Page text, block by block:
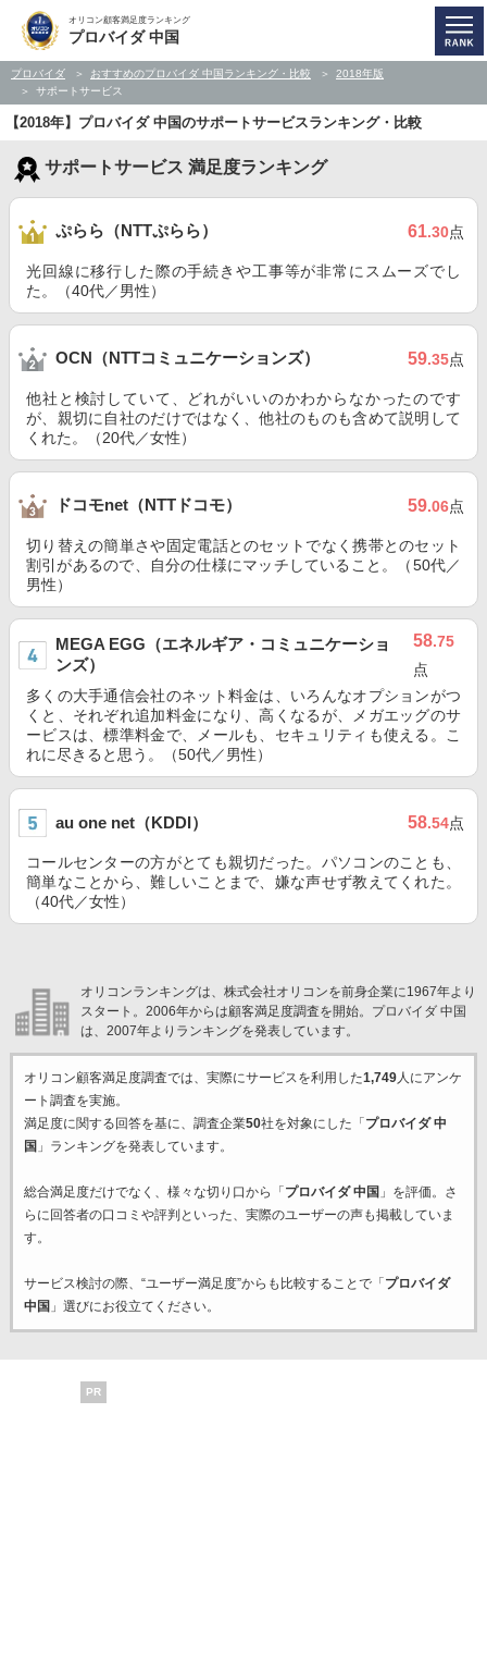
オリコン顧客満足度ランキング
プロバイダ 中国
プロバイダ おすすめのプロバイダ 中国ランキング・比較
2018年版
サポートサービス
【2018年】プロバイダ 中国のサポートサービスランキング・比較
サポートサービス 満足度ランキング
ぷらら（NTTぷらら） 61.30点
光回線に移行した際の手続きや工事等が非常にスムーズでし
た。（40代／男性）
OCN（NTTコミュニケーションズ） 59.35点
他社と検討していて、どれがいいのかわからなかったのです
が、親切に自社のだけではなく、他社のものも含めて説明して
くれた。（20代／女性）
ドコモnet（NTTドコモ） 59.06点
切り替えの簡単さや固定電話とのセットでなく携帯とのセット
割引があるので、自分の仕様にマッチしていること。（50代／
男性）
MEGA EGG（エネルギア・コミュニケーショ
ンズ）
58.75
点
多くの大手通信会社のネット料金は、いろんなオプションがつ
くと、それぞれ追加料金になり、高くなるが、メガエッグのサ
ービスは、標準料金で、メールも、セキュリティも使える。こ
れに尽きると思う。（50代／男性）
au one net（KDDI） 58.54点
コールセンターの方がとても親切だった。パソコンのことも、
簡単なことから、難しいことまで、嫌な声せず教えてくれた。
（40代／女性）
オリコンランキングは、株式会社オリコンを前身企業に1967年より
スタート。2006年からは顧客満足度調査を開始。プロバイダ 中国
は、2007年よりランキングを発表しています。
オリコン顧客満足度調査では、実際にサービスを利用した1,749人にアンケ
ート調査を実施。
満足度に関する回答を基に、調査企業50社を対象にした「 プロバイダ 中
国 」ランキングを発表しています。
総合満足度だけでなく、様々な切り口から「 プロバイダ 中国 」を評価。さ
らに回答者の口コミや評判といった、実際のユーザーの声も掲載していま
す。
サービス検討の際、“ユーザー満足度”からも比較することで「 プロバイダ
中国 」選びにお役立てください。
PR